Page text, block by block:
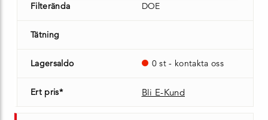
Filterända DOE
Tätning
Lagersaldo 0 st - kontakta oss
Ert pris* Bli E-Kund